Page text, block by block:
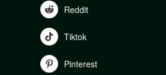
Reddit
Tiktok
Pinterest